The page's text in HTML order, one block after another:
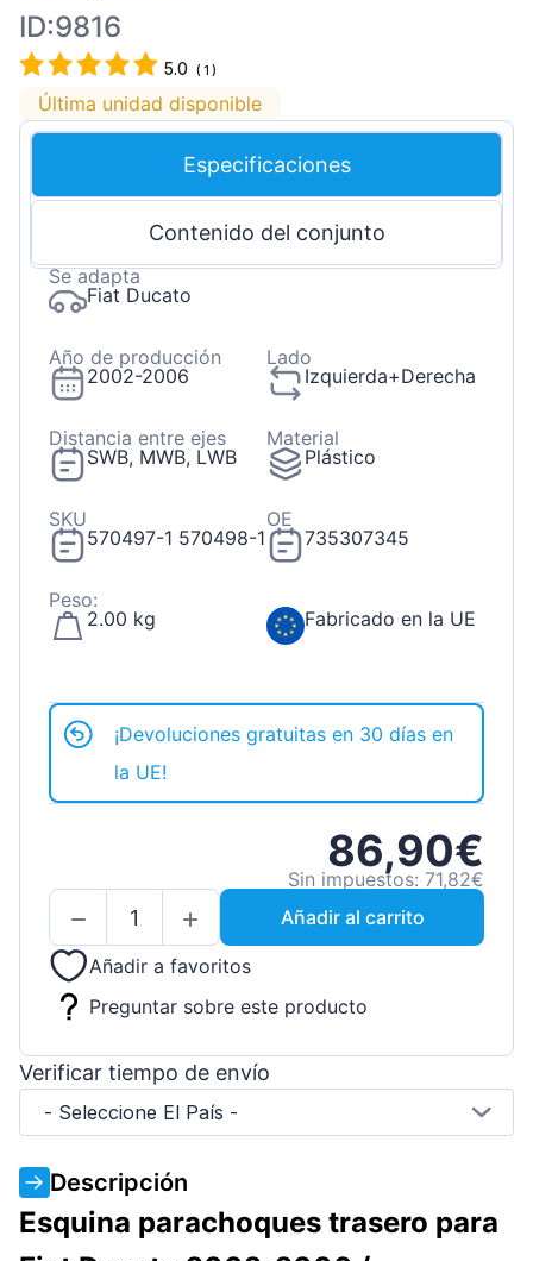
ID:9816
5.0 (1 )
Última unidad disponible
Especificaciones
Contenido del conjunto
Se adapta
Fiat Ducato
Año de producción
2002-2006
Lado
Izquierda+Derecha
Distancia entre ejes
SWB, MWB, LWB
Material
Plástico
SKU
570497-1 570498-1
OE
735307345
Peso:
2.00 kg
Fabricado en la UE
¡Devoluciones gratuitas en 30 días en
la UE!
86,90€
Sin impuestos: 71,82€
Añadir al carrito
Añadir a favoritos
Preguntar sobre este producto
Verificar tiempo de envío
- Seleccione El País -
Descripción
Esquina parachoques trasero para